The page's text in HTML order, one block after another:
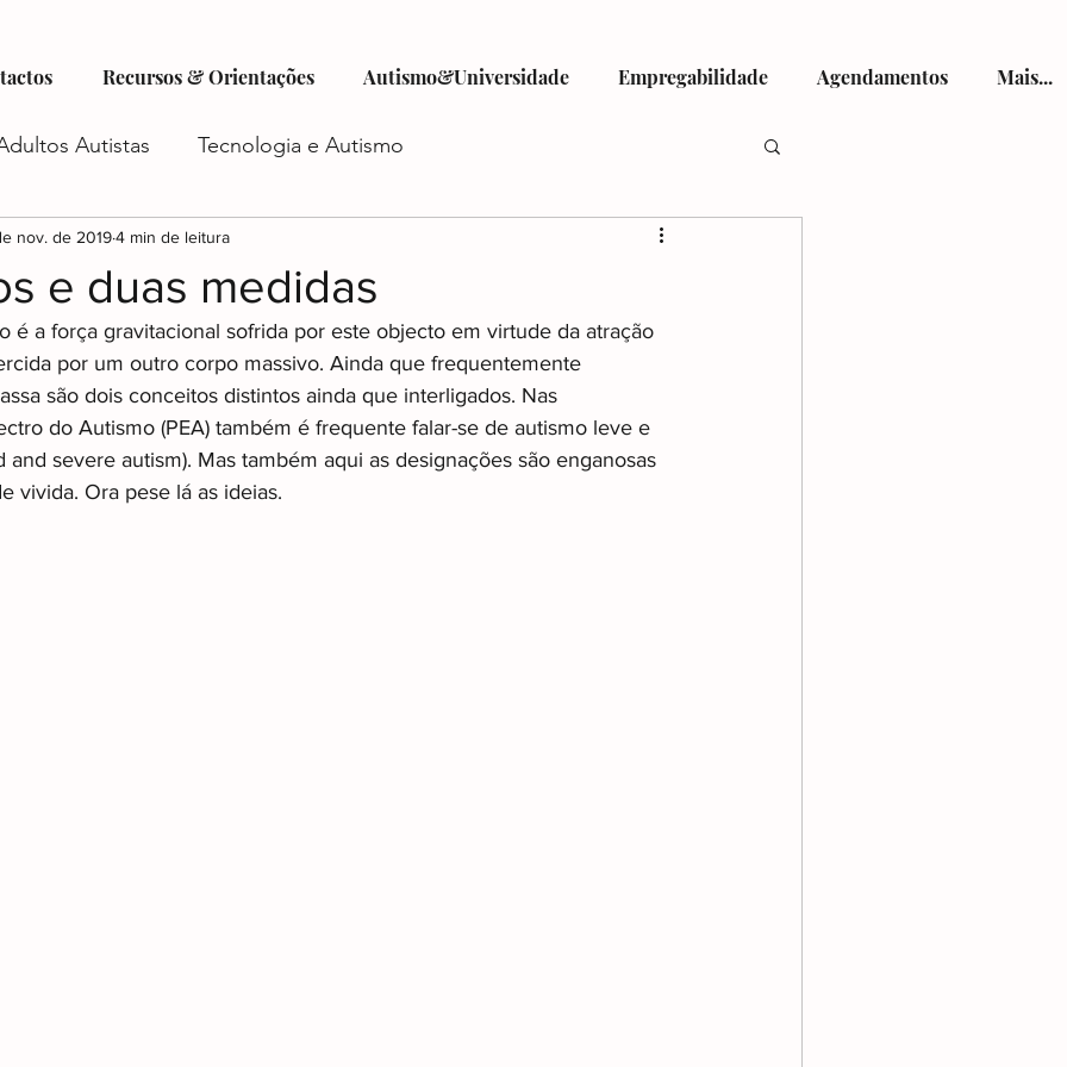
Recursos & Orientações Autismo&Universidade Empregabilidade Agendamentos Mais...
Autistas Tecnologia e Autismo
Criatividade e Autismo
Futuro do Autismo Emprego e Autismo
Autismo e Relacionamentos Acesso a Serviços de Saúde
e duas medidas
nov. de 20194 min de leitura
é a força gravitacional sofrida por este objecto em virtude da atração
por um outro corpo massivo. Ainda que frequentemente
são dois conceitos distintos ainda que interligados. Nas
do Autismo (PEA) também é frequente falar-se de autismo leve e
and severe autism). Mas também aqui as designações são enganosas
vivida. Ora pese lá as ideias.